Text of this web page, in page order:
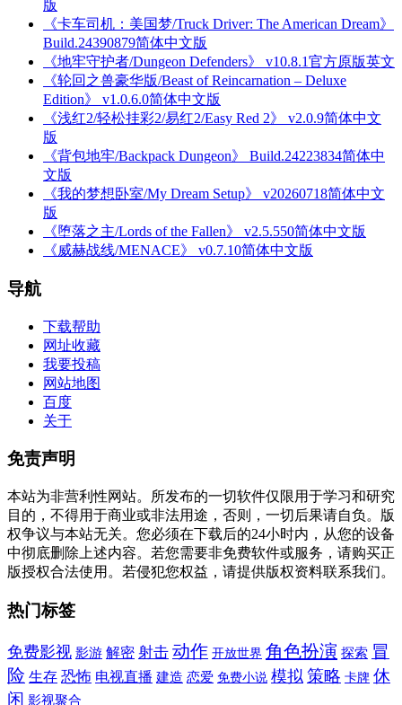
版
《卡车司机：美国梦/Truck Driver: The American Dream》
Build.24390879简体中文版
《地牢守护者/Dungeon Defenders》 v10.8.1官方原版英文
《轮回之兽豪华版/Beast of Reincarnation – Deluxe
Edition》 v1.0.6.0简体中文版
《浅红2/轻松挂彩2/易红2/Easy Red 2》 v2.0.9简体中文
版
《背包地牢/Backpack Dungeon》 Build.24223834简体中
文版
《我的梦想卧室/My Dream Setup》 v20260718简体中文
版
《堕落之主/Lords of the Fallen》 v2.5.550简体中文版
《威赫战线/MENACE》 v0.7.10简体中文版
导航
下载帮助
网址收藏
我要投稿
网站地图
百度
关于
免责声明
本站为非营利性网站。所发布的一切软件仅限用于学习和研究
目的，不得用于商业或非法用途，否则，一切后果请自负。版
权争议与本站无关。您必须在下载后的24小时内，从您的设备
中彻底删除上述内容。若您需要非免费软件或服务，请购买正
版授权合法使用。若侵犯您权益，请提供版权资料联系我们。
热门标签
免费影视 影游 解密 射击 动作 开放世界 角色扮演 探索 冒
险 生存 恐怖 电视直播 建造 恋爱 免费小说 模拟 策略 卡牌 休
闲 影视聚合